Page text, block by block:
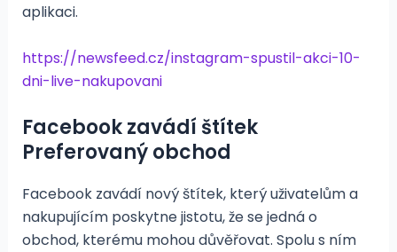
aplikaci.
https://newsfeed.cz/instagram-spustil-akci-10-
dni-live-nakupovani
Facebook zavádí štítek
Preferovaný obchod
Facebook zavádí nový štítek, který uživatelům a
nakupujícím poskytne jistotu, že se jedná o
obchod, kterému mohou důvěřovat. Spolu s ním